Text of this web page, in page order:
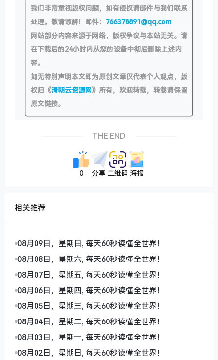
我们非常重视版权问题，如有侵权请邮件与我们联系
处理。敬请谅解！邮件： 766378891@qq.com
网站部分内容来源于网络，版权争议与本站无关。请
在下载后的24小时内从您的设备中彻底删除上述内
容。
如无特别声明本文即为原创文章仅代表个人观点，版
权归《清朝云资源网》所有，欢迎转载，转载请保留
原文链接。
THE END
0 分享 二维码 海报
相关推荐
08月09日，星期日, 每天60秒读懂全世界！
08月08日，星期六, 每天60秒读懂全世界！
08月07日，星期五, 每天60秒读懂全世界！
08月06日，星期四, 每天60秒读懂全世界！
08月05日，星期三, 每天60秒读懂全世界！
08月04日，星期二, 每天60秒读懂全世界！
08月03日，星期一, 每天60秒读懂全世界！
08月02日，星期日, 每天60秒读懂全世界！